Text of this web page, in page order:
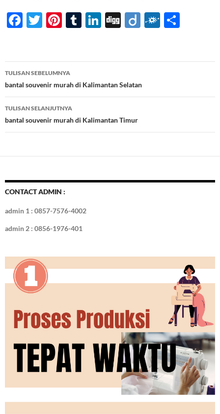
F
b
o
o
k
T
er
Pi
es
t
T
bl
r
Li
e
dI
n
Di Di F
d e
Navigasi
Tulisan
TULISAN SEBELUMNYA
bantal souvenir murah di Kalimantan Selatan
TULISAN SELANJUTNYA
bantal souvenir murah di Kalimantan Timur
CONTACT ADMIN :
admin 1 : 0857-7576-4002
admin 2 : 0856-1976-401